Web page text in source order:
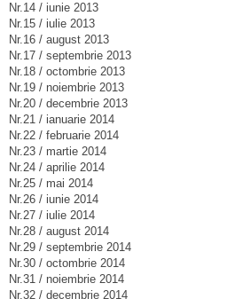
Nr.14 / iunie 2013
Nr.15 / iulie 2013
Nr.16 / august 2013
Nr.17 / septembrie 2013
Nr.18 / octombrie 2013
Nr.19 / noiembrie 2013
Nr.20 / decembrie 2013
Nr.21 / ianuarie 2014
Nr.22 / februarie 2014
Nr.23 / martie 2014
Nr.24 / aprilie 2014
Nr.25 / mai 2014
Nr.26 / iunie 2014
Nr.27 / iulie 2014
Nr.28 / august 2014
Nr.29 / septembrie 2014
Nr.30 / octombrie 2014
Nr.31 / noiembrie 2014
Nr.32 / decembrie 2014